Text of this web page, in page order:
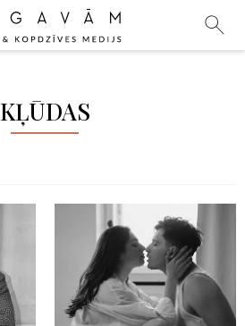
KĻŪDAS